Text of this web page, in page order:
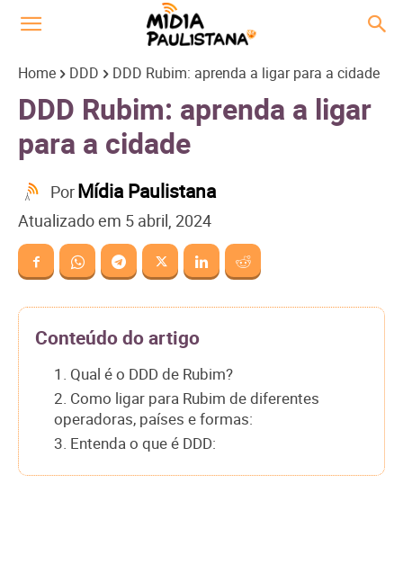
Home DDD DDD Rubim: aprenda a ligar para a cidade
DDD Rubim: aprenda a ligar
para a cidade
PorMídia Paulistana
Atualizado em 5 abril, 2024
Conteúdo do artigo
1. Qual é o DDD de Rubim?
2. Como ligar para Rubim de diferentes
operadoras, países e formas:
3. Entenda o que é DDD: